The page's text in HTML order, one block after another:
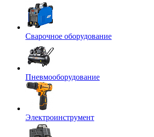
Сварочное оборудование
Пневмооборудование
Электроинструмент